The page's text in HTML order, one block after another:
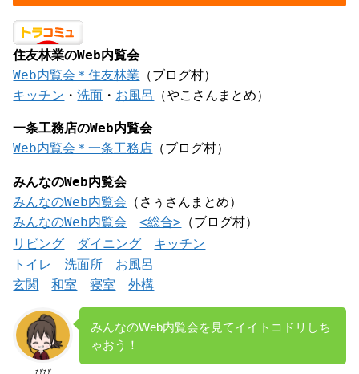
住友林業のWeb内覧会
Web内覧会＊住友林業 （ブログ村）
キッチン ・洗面 ・ お風呂 （やこさんまとめ）
一条工務店のWeb内覧会
Web内覧会＊一条工務店 （ブログ村）
みんなのWeb内覧会
みんなのWeb内覧会 （さぅさんまとめ）
みんなのWeb内覧会
<総合> （ブログ村）
リビング
ダイニング
キッチン
トイレ
洗面所
お風呂
玄関
和室 寝室 外構
びび
みんなのWeb内覧会を見てイイトコドリしち
ゃおう！